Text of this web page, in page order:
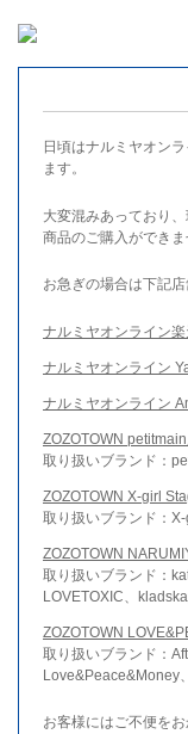
日頃はナルミヤオン
ます。
大変混みあっており
商品のご購入ができま
お急ぎの場合は下記
ナルミヤオンライン
ナルミヤオンライン
ナルミヤオンライン
ZOZOTOWN
取り扱いブランド：
ZOZOTOWN X-girl
取り扱いブランド：
ZOZOTOWN
取り扱いブランド：
LOVETOXIC、
ZOZOTOWN
取り扱いブランド：
Love&Peace&Money
お客様にはご不便を